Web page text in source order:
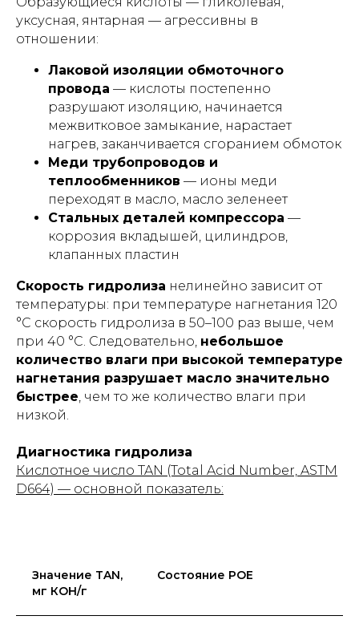
уксусная, янтарная — агрессивны в
отношении:
Лаковой изоляции обмоточного
провода — кислоты постепенно
разрушают изоляцию, начинается
межвитковое замыкание, нарастает
нагрев, заканчивается сгоранием обмоток
Меди трубопроводов и
теплообменников — ионы меди
переходят в масло, масло зеленеет
Стальных деталей компрессора —
коррозия вкладышей, цилиндров,
клапанных пластин
Скорость гидролиза нелинейно зависит от
температуры: при температуре нагнетания 120
°C скорость гидролиза в 50–100 раз выше, чем
при 40 °C. Следовательно, небольшое
количество влаги при высокой температуре
нагнетания разрушает масло значительно
быстрее, чем то же количество влаги при
низкой.
Диагностика гидролиза
Кислотное число TAN (Total Acid Number, ASTM
D664) — основной показатель:
Значение TAN,
мг КОН/г
Состояние POE